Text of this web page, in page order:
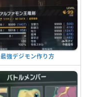
最強デジモン作り方